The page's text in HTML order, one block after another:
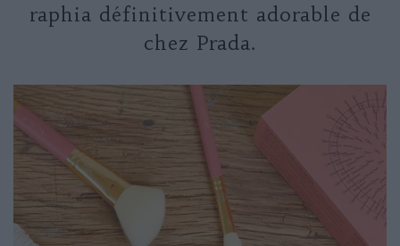
raphia définitivement adorable de
chez Prada.